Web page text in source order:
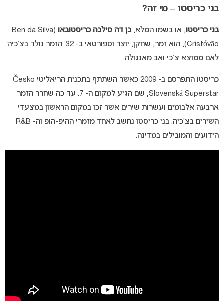
בני כריסטו – מי זה?
בני כריסטו, או בשמו המלא, בן דה סילבה כריסטובאו (Ben da Silva
Cristóvão), הוא זמר, שחקן, יוצר וספורטאי ב- 32. הזמר נולד בצ’כיה
לאם ממוצא צ’כי ואב מאנגולה.
כריסטו התפרסם ב- 2009 כאשר השתתף בתכנית הריאליטי Česko
Slovenská Superstar, שם הגיע למקום ה- 7. עד כה שחרר הזמר
ארבעה אלבומים ועשרות שירים אשר זכו במקום הראשון במצעדי
השירים בצ’כיה. בני כריסטו נחשב לאחד מזמרי ההיפ-הופ וה- R&B
הידועים והמובילים במדינה.